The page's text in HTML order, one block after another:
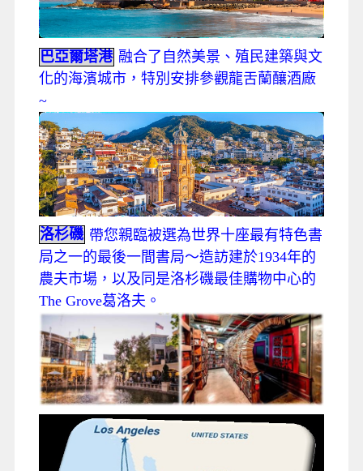
巴亞爾塔港 融合了自然美景、殖民建築與文
化的海濱城市，特別安排參觀龍舌蘭釀酒廠
~
洛杉磯 帶您親臨被選為世界十座最有特色書
局之一的最後一間書局～造訪建於1934年的
農夫市場，以及同是洛杉磯最佳購物中心的
The Grove葛洛夫。